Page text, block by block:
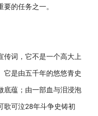
的任务之一。
词，它不是一个高大上
它是由五千年的悠悠青史
底蕴；由一部血与泪浸泡
歌可泣28年斗争史铸初